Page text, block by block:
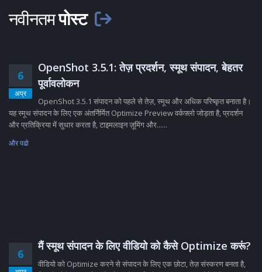
नवीनतमपोस्ट
6
अप्र
OpenShot 3.5.1: तेज़ प्रदर्शन, स्मूथ संपादन, बेहतर
पूर्वावलोकन
OpenShot 3.5.1 संपादन को पहले से तेज़, स्मूथ और अधिक परिष्कृत बनाता है।
यह स्मूथ संपादन के लिए एक अंतर्निर्मित Optimize Preview वर्कफ़्लो जोड़ता है, प्रदर्शन
और प्रतिक्रिया में सुधार करता है, टाइमलाइन ज़ूमिंग और......
और पढो
6
मैं स्मूथ संपादन के लिए वीडियो को कैसे Optimize करूं?
वीडियो को Optimize करने से संपादन के लिए एक छोटा, तेज़ संस्करण बनता है,